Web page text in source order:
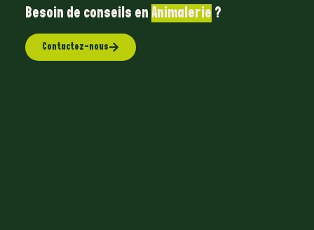
Besoin de conseils en ?
Contactez-nous